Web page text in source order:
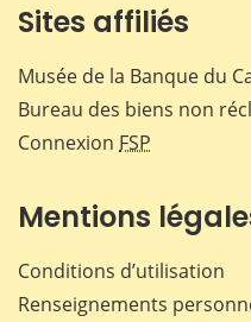
Sites affiliés
Musée de la Banque du
Bureau des biens non
Connexion FSP
Mentions
Conditions d’utilisation
Renseignements